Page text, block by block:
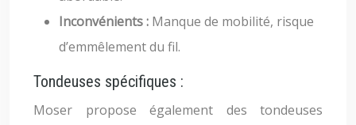
Inconvénients : Manque de mobilité, risque
d’emmêlement du fil.
Tondeuses spécifiques :
Moser propose également des tondeuses